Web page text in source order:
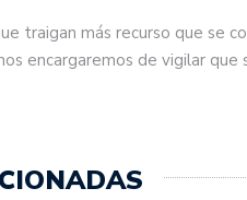
traigan más recurso que se
encargaremos de vigilar que